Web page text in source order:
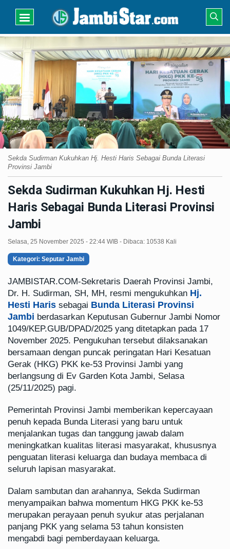
Sekda Sudirman Kukuhkan Hj. Hesti Haris Sebagai Bunda Literasi
Provinsi Jambi
Sekda Sudirman Kukuhkan Hj. Hesti
Haris Sebagai Bunda Literasi Provinsi
Jambi
Selasa, 25 November 2025 - 22:44 WIB - Dibaca: 10538 Kali
Kategori: Seputar Jambi
JAMBISTAR.COM-Sekretaris Daerah Provinsi Jambi,
Dr. H. Sudirman, SH, MH, resmi mengukuhkan Hj.
Hesti Haris sebagai Bunda Literasi Provinsi
Jambi berdasarkan Keputusan Gubernur Jambi Nomor
1049/KEP.GUB/DPAD/2025 yang ditetapkan pada 17
November 2025. Pengukuhan tersebut dilaksanakan
bersamaan dengan puncak peringatan Hari Kesatuan
Gerak (HKG) PKK ke-53 Provinsi Jambi yang
berlangsung di Ev Garden Kota Jambi, Selasa
(25/11/2025) pagi.
Pemerintah Provinsi Jambi memberikan kepercayaan
penuh kepada Bunda Literasi yang baru untuk
menjalankan tugas dan tanggung jawab dalam
meningkatkan kualitas literasi masyarakat, khususnya
penguatan literasi keluarga dan budaya membaca di
seluruh lapisan masyarakat.
Dalam sambutan dan arahannya, Sekda Sudirman
menyampaikan bahwa momentum HKG PKK ke-53
merupakan perayaan penuh syukur atas perjalanan
panjang PKK yang selama 53 tahun konsisten
mengabdi bagi pemberdayaan keluarga.